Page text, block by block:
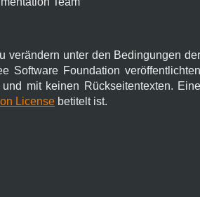
verändern unter den Bedingungen der
Software Foundation veröffentlichten
mit keinen Rückseitentexten. Eine
License betitelt ist.